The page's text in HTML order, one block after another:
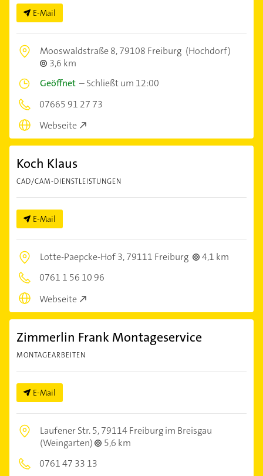
E-Mail
Mooswaldstraße 8,79108 Freiburg (Hochdorf)
3,6 km
Geöffnet –Schließt um 12:00
07665 91 27 73
Webseite
Koch Klaus
CAD/CAM-DIENSTLEISTUNGEN
E-Mail
Lotte-Paepcke-Hof 3,79111 Freiburg
4,1 km
0761 1 56 10 96
Webseite
Zimmerlin Frank Montageservice
MONTAGEARBEITEN
E-Mail
Laufener Str. 5,79114 Freiburg im Breisgau
(Weingarten)
5,6 km
0761 47 33 13